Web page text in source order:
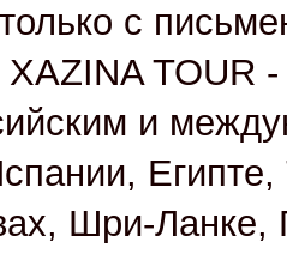
с
TOUR -
и
Шри-Ланке,